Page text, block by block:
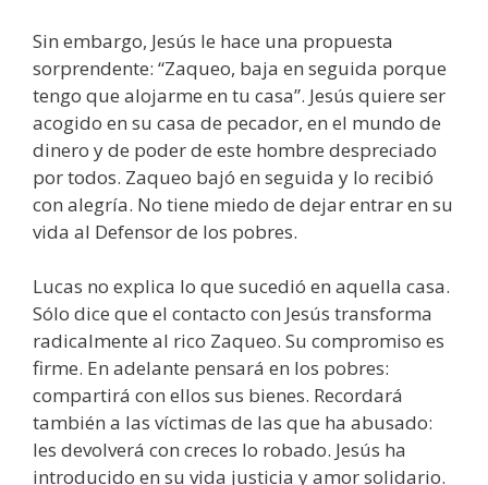
Sin embargo, Jesús le hace una propuesta
sorprendente: “Zaqueo, baja en seguida porque
tengo que alojarme en tu casa”. Jesús quiere ser
acogido en su casa de pecador, en el mundo de
dinero y de poder de este hombre despreciado
por todos. Zaqueo bajó en seguida y lo recibió
con alegría. No tiene miedo de dejar entrar en su
vida al Defensor de los pobres.
Lucas no explica lo que sucedió en aquella casa.
Sólo dice que el contacto con Jesús transforma
radicalmente al rico Zaqueo. Su compromiso es
firme. En adelante pensará en los pobres:
compartirá con ellos sus bienes. Recordará
también a las víctimas de las que ha abusado:
les devolverá con creces lo robado. Jesús ha
introducido en su vida justicia y amor solidario.